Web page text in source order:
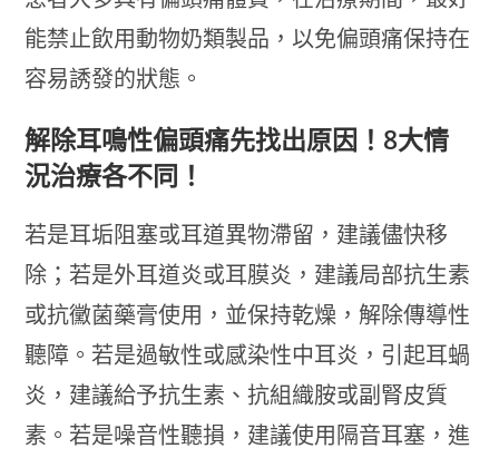
能禁止飲用動物奶類製品，以免偏頭痛保持在
容易誘發的狀態。
解除耳鳴性偏頭痛先找出原因！8大情
況治療各不同！
若是耳垢阻塞或耳道異物滯留，建議儘快移
除；若是外耳道炎或耳膜炎，建議局部抗生素
或抗黴菌藥膏使用，並保持乾燥，解除傳導性
聽障。若是過敏性或感染性中耳炎，引起耳蝸
炎，建議給予抗生素、抗組織胺或副腎皮質
素。若是噪音性聽損，建議使用隔音耳塞，進